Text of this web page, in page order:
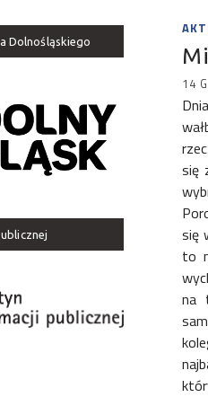
14
się
się
to
na
Dolnośląskiego